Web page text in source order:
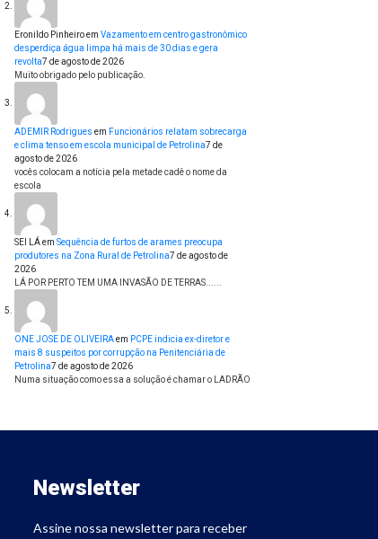
Eronildo Pinheiroem Vazamento em centro gastronômico
desperdiça água limpa há mais de 30 dias e gera
revolta7 de agosto de 2026
Muito obrigado pelo publicação.
ADEMIR Rodrigues em Funcionários relatam sobrecarga
e clima tenso em escola municipal de Petrolina7 de
agosto de 2026
vocês colocam a notícia pela metade cadê o nome da
escola
SEI LÁem Sequência de furtos de arames preocupa
produtores na Zona Rural de Petrolina7 de agosto de
2026
LÁ POR PERTO TEM UMA INVASÃO DE TERRAS......
ONE JOSE DE OLIVEIRAem PCPE indicia ex-diretor e
mais 8 suspeitos por corrupção na Penitenciária de
Petrolina7 de agosto de 2026
Numa situação como essa a solução é chamar o LADRÃO
Newsletter
Assine nossa newsletter para receber